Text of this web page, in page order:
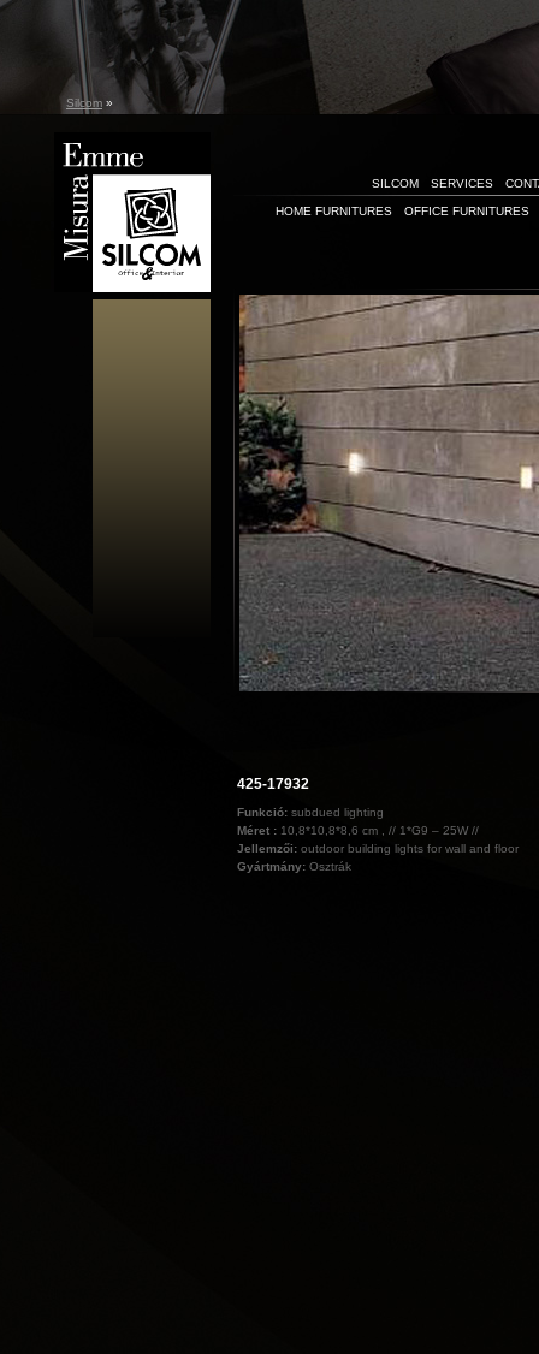
Silcom »
SILCOM SERVICES
HOME FURNITURES OFFICE FURNITURES
425-17932
Funkció: subdued lighting
Méret : 10,8*10,8*8,6 cm , // 1*G9 – 25W //
Jellemzői: outdoor building lights for wall and floor
Gyártmány: Osztrák